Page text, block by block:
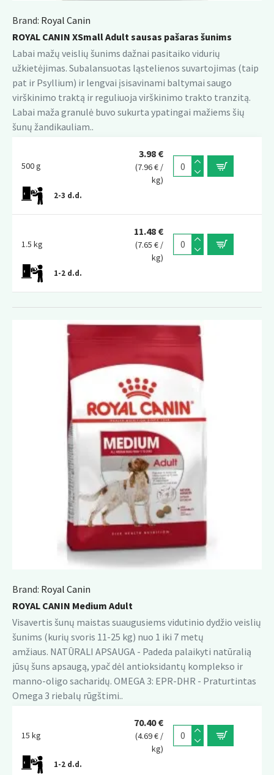
Brand: Royal Canin
ROYAL CANIN XSmall Adult sausas pašaras šunims
Labai mažų veislių šunims dažnai pasitaiko vidurių
užkietėjimas. Subalansuotas ląstelienos suvartojimas (taip
pat ir Psyllium) ir lengvai įsisavinami baltymai saugo
virškinimo traktą ir reguliuoja virškinimo trakto tranzitą.
Labai maža granulė buvo sukurta ypatingai mažiems šių
šunų žandikauliam..
500 g
2-3 d.d.
3.98 €
(7.96 € /
kg)
1.5 kg
1-2 d.d.
11.48 €
(7.65 € /
kg)
Brand: Royal Canin
ROYAL CANIN Medium Adult
Visavertis šunų maistas suaugusiems vidutinio dydžio veislių
šunims (kurių svoris 11-25 kg) nuo 1 iki 7 metų
amžiaus. NATŪRALI APSAUGA - Padeda palaikyti natūralią
jūsų šuns apsaugą, ypač dėl antioksidantų komplekso ir
manno-oligo sacharidų. OMEGA 3: EPR-DHR - Praturtintas
Omega 3 riebalų rūgštimi..
15 kg
1-2 d.d.
70.40 €
(4.69 € /
kg)